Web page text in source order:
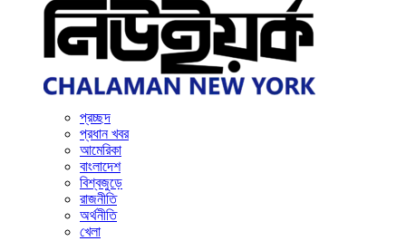
প্রচ্ছদ
প্রধান খবর
আমেরিকা
বাংলাদেশ
বিশ্বজুড়ে
রাজনীতি
অর্থনীতি
খেলা